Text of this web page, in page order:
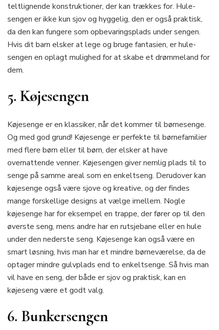
teltlignende konstruktioner, der kan trækkes for. Hule-
sengen er ikke kun sjov og hyggelig, den er også praktisk,
da den kan fungere som opbevaringsplads under sengen.
Hvis dit barn elsker at lege og bruge fantasien, er hule-
sengen en oplagt mulighed for at skabe et drømmeland for
dem.
5. Køjesengen
Køjesenge er en klassiker, når det kommer til børnesenge.
Og med god grund! Køjesenge er perfekte til børnefamilier
med flere børn eller til børn, der elsker at have
overnattende venner. Køjesengen giver nemlig plads til to
senge på samme areal som en enkeltseng. Derudover kan
køjesenge også være sjove og kreative, og der findes
mange forskellige designs at vælge imellem. Nogle
køjesenge har for eksempel en trappe, der fører op til den
øverste seng, mens andre har en rutsjebane eller en hule
under den nederste seng. Køjesenge kan også være en
smart løsning, hvis man har et mindre børneværelse, da de
optager mindre gulvplads end to enkeltsenge. Så hvis man
vil have en seng, der både er sjov og praktisk, kan en
køjeseng være et godt valg.
6. Bunkersengen